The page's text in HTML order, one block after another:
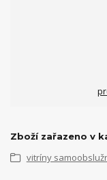
Zboží zařazeno v
vitríny